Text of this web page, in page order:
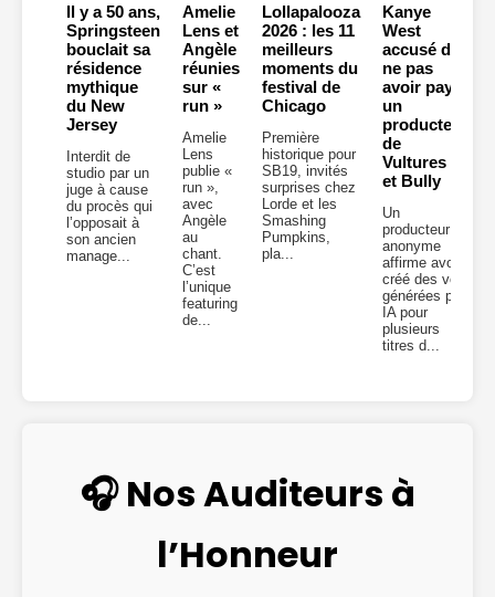
Il y a 50 ans,
Springsteen
bouclait sa
résidence
mythique
du New
Jersey
Interdit de
studio par un
juge à cause
du procès qui
l’opposait à
son ancien
manage...
Amelie
Lens et
Angèle
réunies
sur «
run »
Amelie
Lens
publie «
run »,
avec
Angèle
au
chant.
C’est
l’unique
featuring
de...
Lollapalooza
2026 : les 11
meilleurs
moments du
festival de
Chicago
Première
historique pour
SB19, invités
surprises chez
Lorde et les
Smashing
Pumpkins,
pla...
Kanye
West
accusé de
ne pas
avoir payé
un
producteur
de
Vultures 2
et Bully
Un
producteur
anonyme
affirme avoir
créé des voix
générées par
IA pour
plusieurs
titres d...
🎧 Nos Auditeurs à
l’Honneur